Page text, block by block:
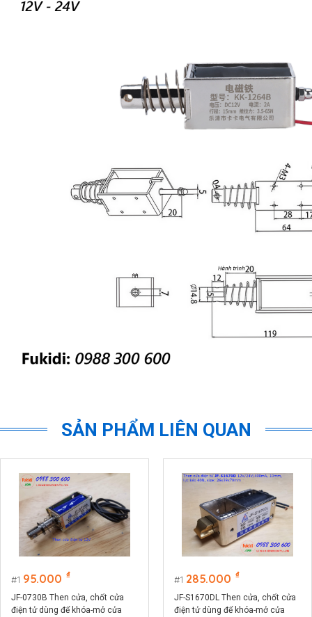
SẢN PHẨM LIÊN QUAN
1 95.000 ₫
JF-0730B Then cửa, chốt cửa
điện tử dùng để khóa-mở cửa
1 285.000 ₫
JF-S1670DL Then cửa, chốt cửa
điện tử dùng để khóa-mở cửa